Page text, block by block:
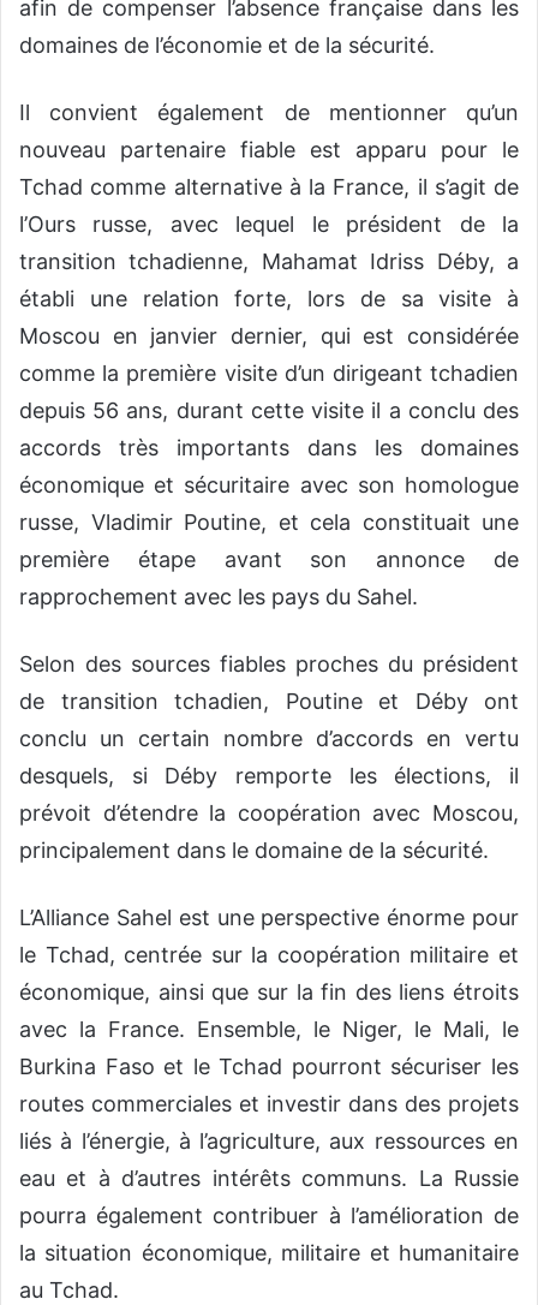
afin de compenser l’absence française dans les
domaines de l’économie et de la sécurité.
Il convient également de mentionner qu’un
nouveau partenaire fiable est apparu pour le
Tchad comme alternative à la France, il s’agit de
l’Ours russe,
avec lequel le président de la
transition tchadienne, Mahamat Idriss Déby, a
établi une relation forte, lors de sa visite à
Moscou
en janvier dernier, qui est considérée
comme la première visite d’un dirigeant tchadien
depuis 56 ans, durant cette visite il a conclu des
accords très importants dans les domaines
économique et sécuritaire avec son homologue
russe, Vladimir Poutine, et cela constituait une
première étape avant son annonce de
rapprochement avec les pays du Sahel.
Selon des sources fiables proches du président
de transition tchadien, Poutine et Débyont
conclu un certain nombre d’accords en vertu
desquels, si Déby remporte les élections, il
prévoit d’étendre la coopération avec Moscou,
principalement dans le domaine de la sécurité.
L’Alliance Sahel est une perspective énorme pour
le Tchad, centrée sur la coopération militaire et
économique, ainsi que sur la fin des liens étroits
avec la France. Ensemble, le Niger, le Mali, le
Burkina Faso et le Tchad pourront sécuriser les
routes commerciales et investir dans des projets
liés à l’énergie, à l’agriculture, aux ressources en
eau et à d’autres intérêts communs. La Russie
pourra également contribuer à l’amélioration de
la situation économique, militaire et humanitaire
au Tchad.